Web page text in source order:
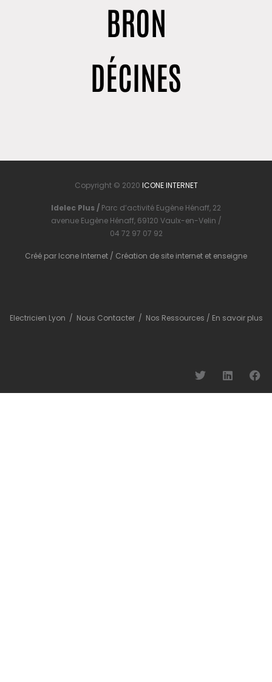
BRON
DÉCINES
Copyright © 2020 ICONE INTERNET
Idelec Plus / Parc d’activité Eugène Hénaff, 22
avenue Eugène Hénaff, 69120 Vaulx-en-Velin /
04 72 97 07 92
Créé par Icone Internet / Création de site internet et enseigne
Electricien Lyon / Nous Contacter/ Nos Ressources / En savoir plus